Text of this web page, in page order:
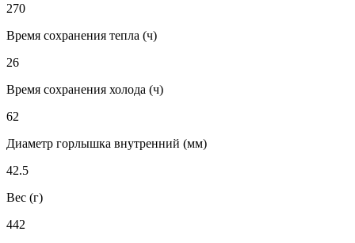
270
Время сохранения тепла (ч)
26
Время сохранения холода (ч)
62
Диаметр горлышка внутренний (мм)
42.5
Вес (г)
442